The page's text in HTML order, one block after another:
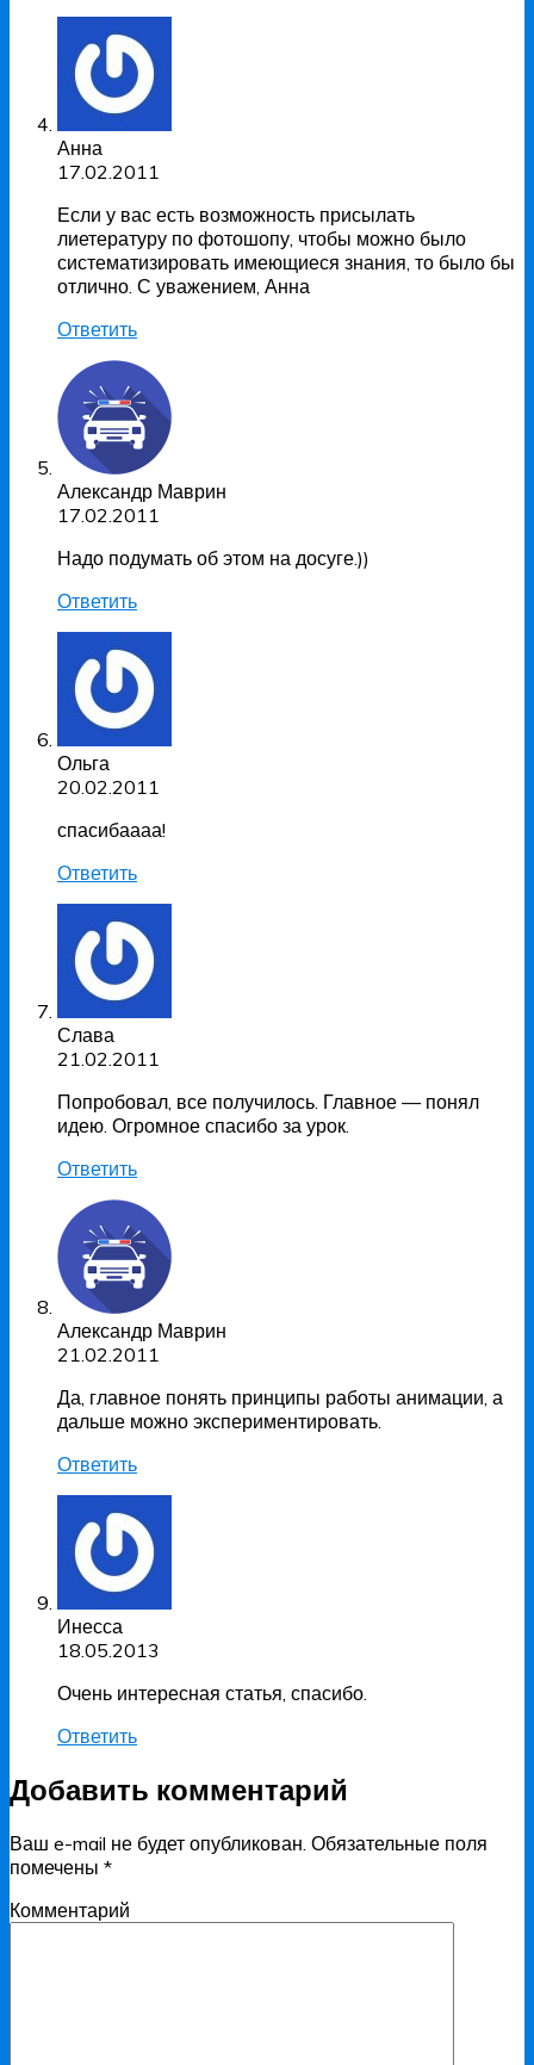
Анна
17.02.2011
Если у вас есть возможность присылать
лиетературу по фотошопу, чтобы можно было
систематизировать имеющиеся знания, то было бы
отлично. С уважением, Анна
Ответить
Александр Маврин
17.02.2011
Надо подумать об этом на досуге.))
Ответить
Ольга
20.02.2011
спасибаааа!
Ответить
Слава
21.02.2011
Попробовал, все получилось. Главное — понял
идею. Огромное спасибо за урок.
Ответить
Александр Маврин
21.02.2011
Да, главное понять принципы работы анимации, а
дальше можно экспериментировать.
Ответить
Инесса
18.05.2013
Очень интересная статья, спасибо.
Ответить
Добавить комментарий
Ваш e-mail не будет опубликован. Обязательные поля
помечены *
Комментарий